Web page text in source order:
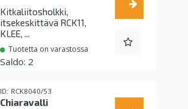
Kitkaliitosholkki,
itsekeskittävä RCK11,
KLEE, ...
Tuotetta on varastossa
2
RCK8040/53
Chiaravalli